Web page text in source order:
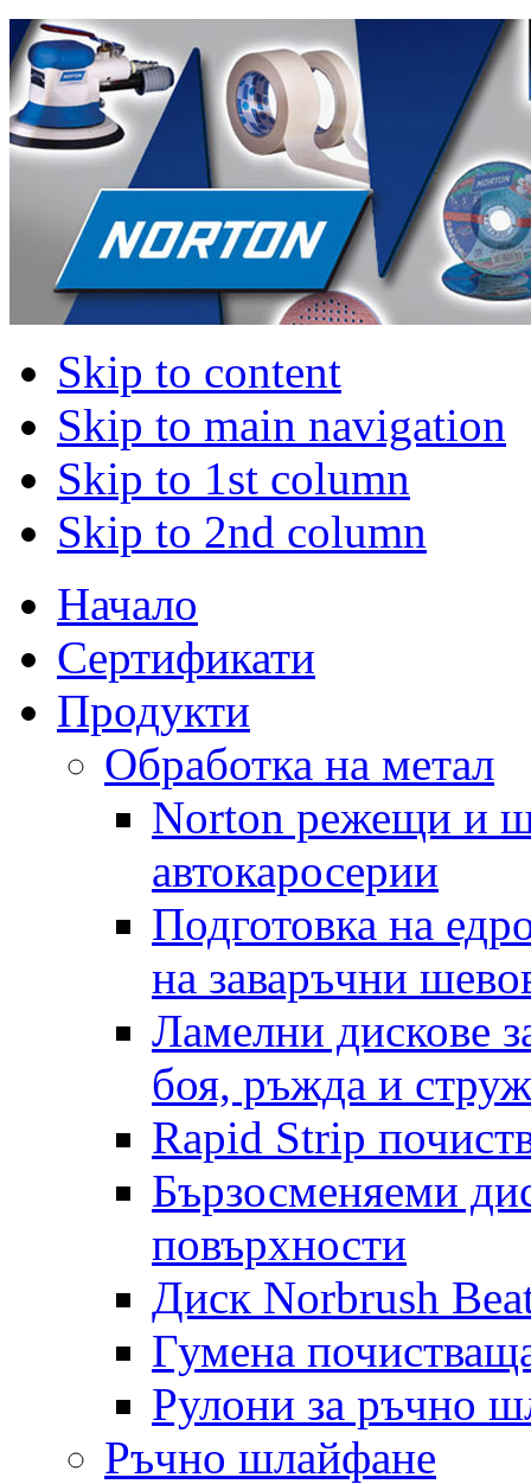
Skip to content
Skip to main navigation
Skip to 1st column
Skip to 2nd column
Начало
Сертификати
Продукти
Обработка на метал
Norton режещи и
автокаросерии
Подготовка на
на заваръчни
Ламелни дискове
боя, ръжда и
Rapid Strip
Бързосменяеми
повърхности
Диск Norbrush
Гумена
Рулони за ръчно
Ръчно шлайфане